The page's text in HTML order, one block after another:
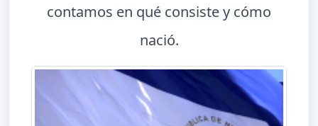
contamos en qué consiste y cómo
nació.